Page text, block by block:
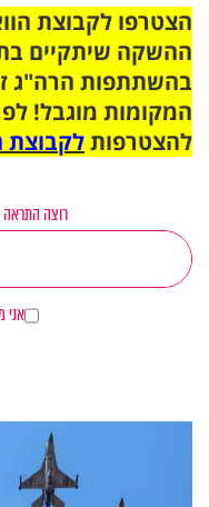
ההשקה שיתקיים
בהשתתפות הרה"ג
המקומות מוגבל!
להצטרפותלקבוצת
רוצה התראה
אני